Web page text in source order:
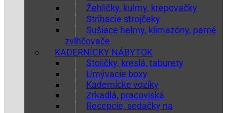
Žehličky, kulmy, krepovačky
Strihacie strojčeky
Sušiace helmy, klimazóny, parné
zvlhčovače
KADERNÍCKY NÁBYTOK
Stoličky, kreslá, taburety
Umývacie boxy
Kadernícke vozíky
Zrkadlá, pracoviská
Recepcie, sedačky na